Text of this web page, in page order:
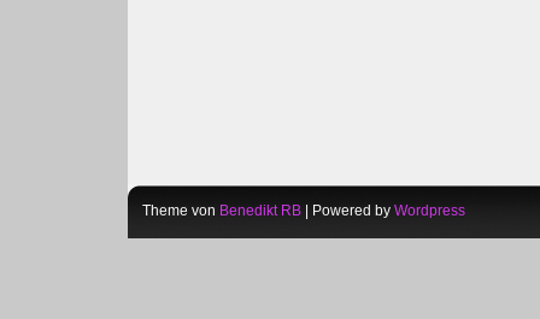
Theme von Benedikt RB | Powered by Wordpress